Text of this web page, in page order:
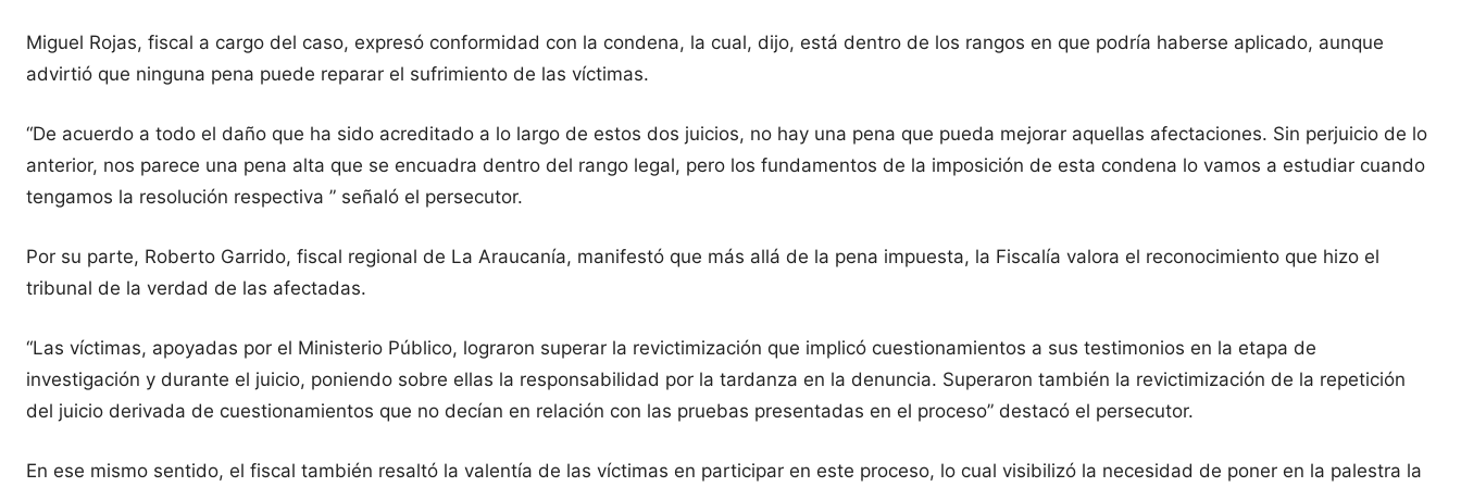
Miguel Rojas, fiscal a cargo del caso, expresó conformidad con la condena, la cual, dijo, está dentro de los rangos en que podría haberse aplicado, aunque
advirtió que ninguna pena puede reparar el sufrimiento de las víctimas.
“De acuerdo a todo el daño que ha sido acreditado a lo largo de estos dos juicios, no hay una pena que pueda mejorar aquellas afectaciones. Sin perjuicio de lo
anterior, nos parece una pena alta que se encuadra dentro del rango legal, pero los fundamentos de la imposición de esta condena lo vamos a estudiar cuando
tengamos la resolución respectiva ” señaló el persecutor.
Por su parte, Roberto Garrido, fiscal regional de La Araucanía, manifestó que más allá de la pena impuesta, la Fiscalía valora el reconocimiento que hizo el
tribunal de la verdad de las afectadas.
“Las víctimas, apoyadas por el Ministerio Público, lograron superar la revictimización que implicó cuestionamientos a sus testimonios en la etapa de
investigación y durante el juicio, poniendo sobre ellas la responsabilidad por la tardanza en la denuncia. Superaron también la revictimización de la repetición
del juicio derivada de cuestionamientos que no decían en relación con las pruebas presentadas en el proceso” destacó el persecutor.
En ese mismo sentido, el fiscal también resaltó la valentía de las víctimas en participar en este proceso, lo cual visibilizó la necesidad de poner en la palestra la